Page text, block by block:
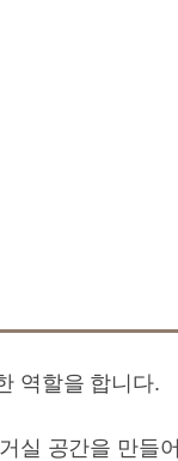
역할을 합니다.
실 공간을 만들어